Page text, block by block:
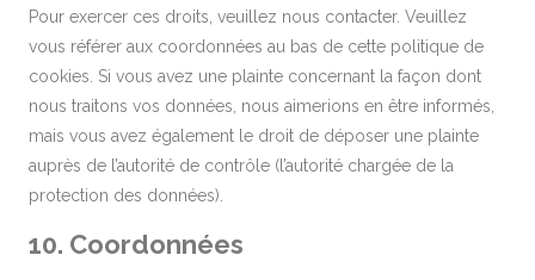
Pour exercer ces droits, veuillez nous contacter. Veuillez
vous référer aux coordonnées au bas de cette politique de
cookies. Si vous avez une plainte concernant la façon dont
nous traitons vos données, nous aimerions en être informés,
mais vous avez également le droit de déposer une plainte
auprès de l’autorité de contrôle (l’autorité chargée de la
protection des données).
10. Coordonnées